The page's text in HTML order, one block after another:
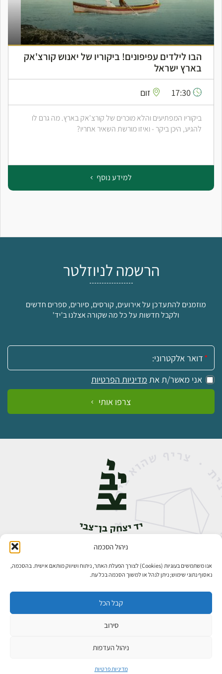
ניהול הסכמה
אנו משתמשים בעוגיות (Cookies) לצורך הפעלת האתר, ניתוח ושיווק מותאם אישית. בהסכמה,
נאסוף נתוני שימוש; ניתן לנהל או למשוך הסכמה בכל עת.
קבל הכל
סירוב
ניהול העדפות
מדיניות פרטיות
הבו לילדים עפיפונים! ביקוריו של יאנוש קורצ'אק
בארץ ישראל
זום
ביקוריו המפתיעים והלא מוכרים של קורצ'אק בארץ. מה גרם לו
להגיע, היכן ביקר - ואיזו מורשת השאיר אחריו?
למידע נוסף
הרשמה לניוזלטר
מוזמנים להתעדכן על אירועים, קורסים, סיורים, ספרים חדשים
ולקבל חדשות על כל מה שקורה אצלנו ב'יד'
אימייל:
אני מאשר/ת את מדיניות הפרטיות
צרפו אותי
אבן גבירול 14, רחביה, ירושלים
פיתוח אתרים